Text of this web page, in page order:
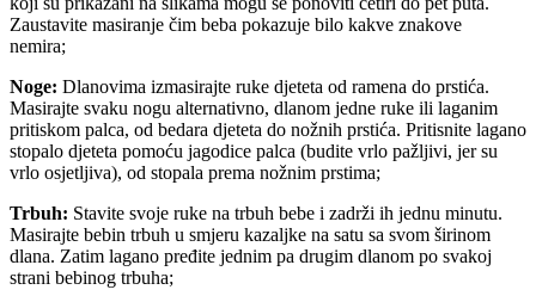
Zaustavite masiranje čim beba pokazuje bilo kakve znakove
nemira;
Noge: Dlanovima izmasirajte ruke djeteta od ramena do prstića.
Masirajte svaku nogu alternativno, dlanom jedne ruke ili laganim
pritiskom palca, od bedara djeteta do nožnih prstića. Pritisnite lagano
stopalo djeteta pomoću jagodice palca (budite vrlo pažljivi, jer su
vrlo osjetljiva), od stopala prema nožnim prstima;
Trbuh: Stavite svoje ruke na trbuh bebe i zadrži ih jednu minutu.
Masirajte bebin trbuh u smjeru kazaljke na satu sa svom širinom
dlana. Zatim lagano pređite jednim pa drugim dlanom po svakoj
strani bebinog trbuha;